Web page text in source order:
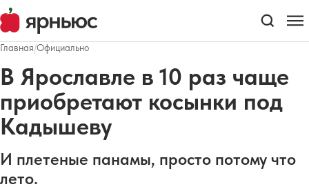
Главная/Официально
В Ярославле в 10 раз чаще
приобретают косынки под
Кадышеву
И плетеные панамы, просто потому что
лето.